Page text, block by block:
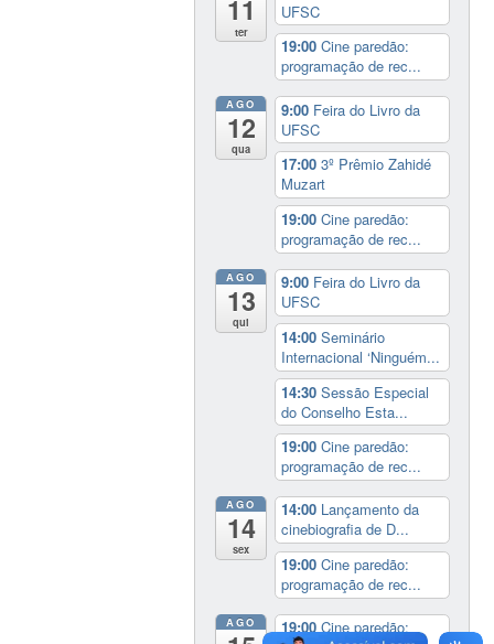
11
ter
UFSC
19:00Cine paredão:
programação de rec...
AGO
12
qua
9:00 Feira do Livro da
UFSC
17:003º Prêmio Zahidé
Muzart
19:00Cine paredão:
programação de rec...
AGO
13
qui
9:00 Feira do Livro da
UFSC
14:00Seminário
Internacional ‘Ninguém...
14:30Sessão Especial
do Conselho Esta...
19:00Cine paredão:
programação de rec...
AGO
14
sex
14:00 Lançamento da
cinebiografia de D...
19:00Cine paredão:
programação de rec...
AGO 19:00Cine paredão: